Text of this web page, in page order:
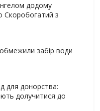
додому
Скоробогатий з
забір води
для донорства:
долучитися до